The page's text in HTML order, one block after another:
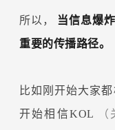
所以， 当信息爆
重要的传播路径。
比如刚开始大家
开始相信KOL